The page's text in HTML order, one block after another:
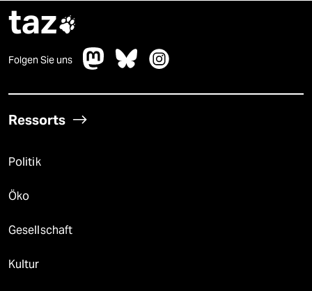
taz
Folgen Sie uns
Ressorts
Politik
Öko
Gesellschaft
Kultur